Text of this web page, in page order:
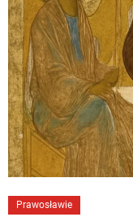
Prawosławie